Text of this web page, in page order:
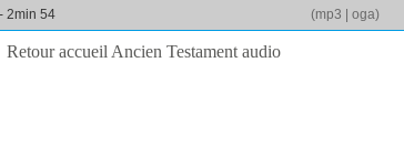
(mp3 oga)
2min 54
Retour accueil Ancien Testament audio